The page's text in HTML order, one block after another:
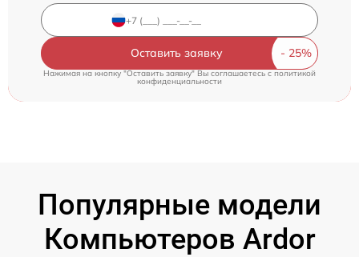
Оставить заявку
Нажимая на кнопку "Оставить заявку" Вы соглашаетесь cполитикой
конфиденциальности
Популярные модели
Компьютеров Ardor